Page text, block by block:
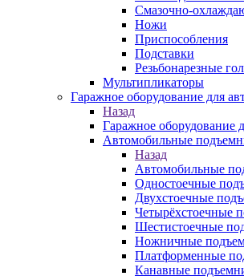
Смазочно-
Ножи
Приспособления
Подставки
Резьбонарезные
Мультипликаторы
Гаражное оборудование для
Назад
Гаражное оборудование
Автомобильные
Назад
Автомобильные
Одностоечные
Двухстоечные
Четырёхстоечные
Шестистоечные
Ножничные
Платформенные
Канавные